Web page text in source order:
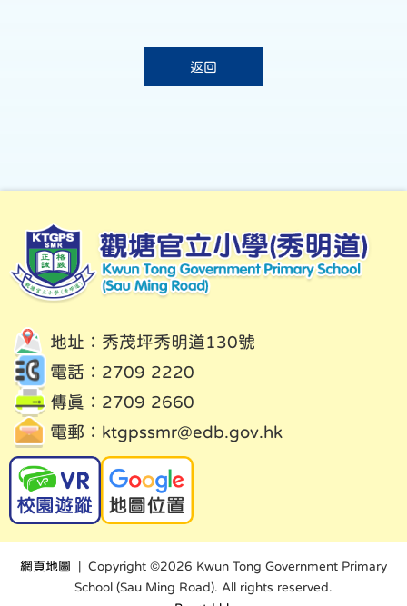
返回
地址：秀茂坪秀明道130號
電話：2709 2220
傳真：2709 2660
電郵： ktgpssmr@edb.gov.hk
網頁地圖 | Copyright ©2026 Kwun Tong Government Primary
School (Sau Ming Road). All rights reserved.